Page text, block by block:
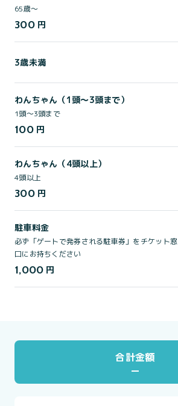
65歳〜
300 円
3歳未満
わんちゃん（1頭～3頭まで）
1頭～3頭まで
100 円
わんちゃん（4頭以上）
4頭以上
300 円
駐車料金
必ず「ゲートで発券される駐車券」をチケット窓
口にお持ちください
1,000 円
合計金額